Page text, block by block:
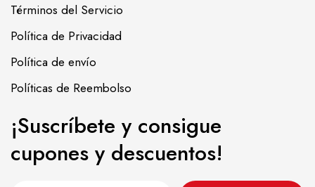
Términos del Servicio
Política de Privacidad
Política de envío
Políticas de Reembolso
¡Suscríbete y consigue
cupones y descuentos!